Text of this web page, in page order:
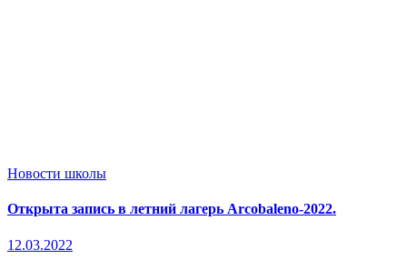
Новости школы
Открыта запись в летний лагерь Arcobaleno-2022.
12.03.2022